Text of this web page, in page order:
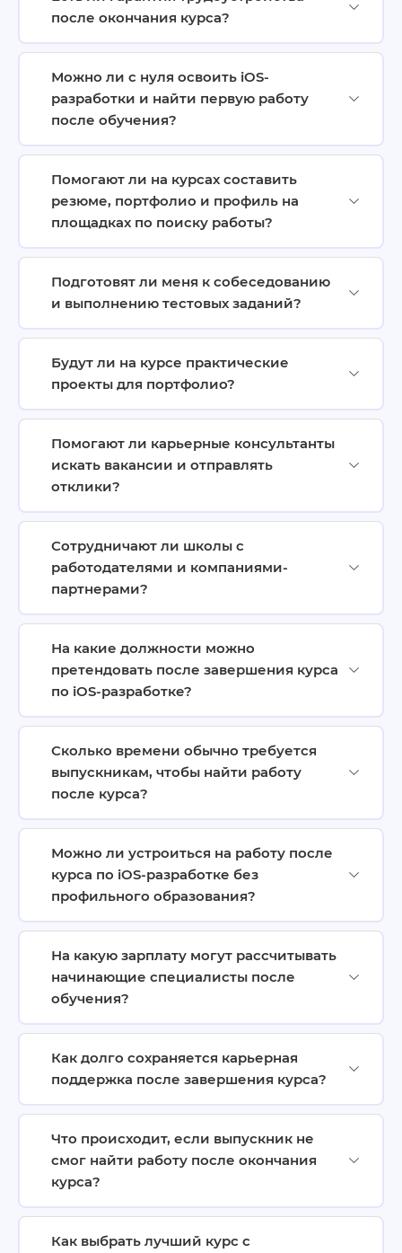
после окончания курса?
Можно ли с нуля освоить iOS-
разработки и найти первую работу
после обучения?
Помогают ли на курсах составить
резюме, портфолио и профиль на
площадках по поиску работы?
Подготовят ли меня к собеседованию
и выполнению тестовых заданий?
Будут ли на курсе практические
проекты для портфолио?
Помогают ли карьерные консультанты
искать вакансии и отправлять
отклики?
Сотрудничают ли школы с
работодателями и компаниями-
партнерами?
На какие должности можно
претендовать после завершения курса
по iOS-разработке?
Сколько времени обычно требуется
выпускникам, чтобы найти работу
после курса?
Можно ли устроиться на работу после
курса по iOS-разработке без
профильного образования?
На какую зарплату могут рассчитывать
начинающие специалисты после
обучения?
Как долго сохраняется карьерная
поддержка после завершения курса?
Что происходит, если выпускник не
смог найти работу после окончания
курса?
Как выбрать лучший курс с